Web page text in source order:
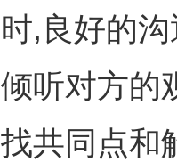
时,良好的
倾听对方的
找共同点和